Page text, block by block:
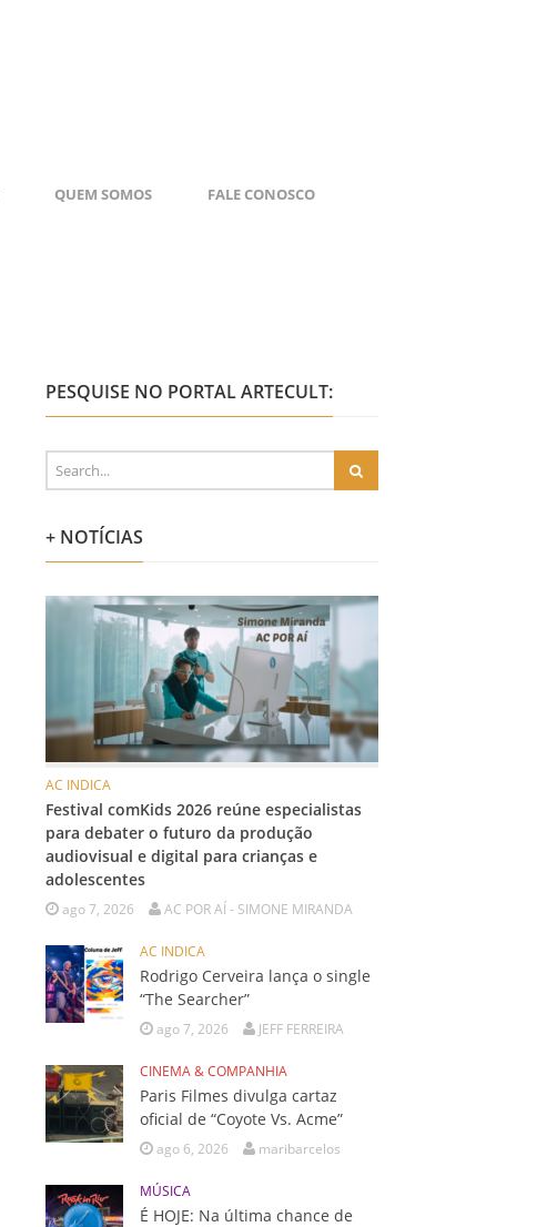
QUEM SOMOS FALE CONOSCO
PESQUISE NO PORTAL ARTECULT:
+ NOTÍCIAS
AC INDICA
Festival comKids 2026 reúne especialistas
para debater o futuro da produção
audiovisual e digital para crianças e
adolescentes
ago 7, 2026 AC POR AÍ - SIMONE MIRANDA
AC INDICA
Rodrigo Cerveira lança o single
“The Searcher”
ago 7, 2026 JEFF FERREIRA
CINEMA & COMPANHIA
Paris Filmes divulga cartaz
oficial de “Coyote Vs. Acme”
ago 6, 2026 maribarcelos
MÚSICA
É HOJE: Na última chance de